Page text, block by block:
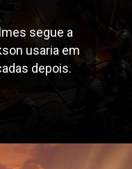
segue a
usaria em
depois.